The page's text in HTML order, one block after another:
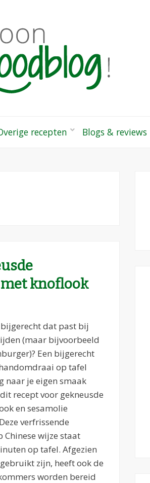
recepten Blogs & reviews
knoflook
dat past bij
(maar bijvoorbeeld
Een bijgerecht
op tafel
naar je eigen smaak
recept voor gekneusde
en sesamolie
verfrissende
Chinese wijze staat
op tafel. Afgezien
zijn, heeft ook de
worden bereid